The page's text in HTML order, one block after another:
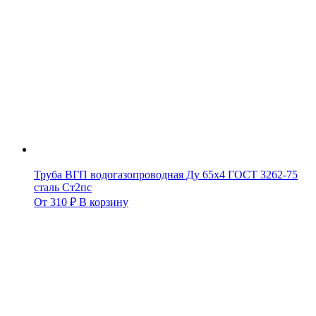
Труба ВГП водогазопроводная Ду 65х4 ГОСТ 3262-75
сталь Ст2пс
От 310 ₽ В корзину